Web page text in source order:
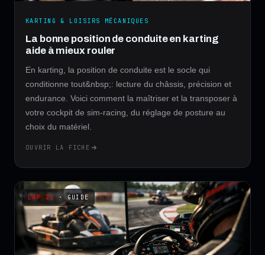
KARTING & LOISIRS MÉCANIQUES
La bonne position de conduite en karting
aide à mieux rouler
En karting, la position de conduite est le socle qui
conditionne tout&nbsp;: lecture du châssis, précision et
endurance. Voici comment la maîtriser et la transposer à
votre cockpit de sim-racing, du réglage de posture au
choix du matériel.
OUVRIR LA FICHE
· GUIDE